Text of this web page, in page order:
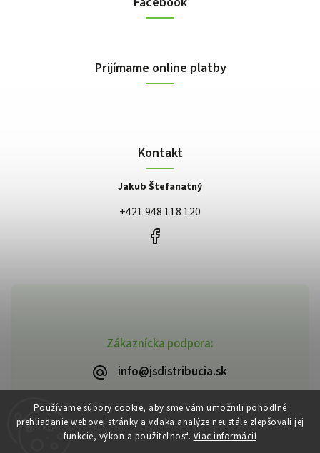
Používame súbory cookie, aby sme vám umožnili pohodlné
prehliadanie webovej stránky a vďaka analýze neustále zlepšovali jej
funkcie, výkon a použiteľnosť. Viac informácií
Zákaznícka podpora:
info@jsdistribucia.sk
Prijímame online platby
Kontakt
Jakub Štefanatný
+421 948 118 120
Copyright 2026 J.Š. Distribúcia. Všetky práva vyhradené.